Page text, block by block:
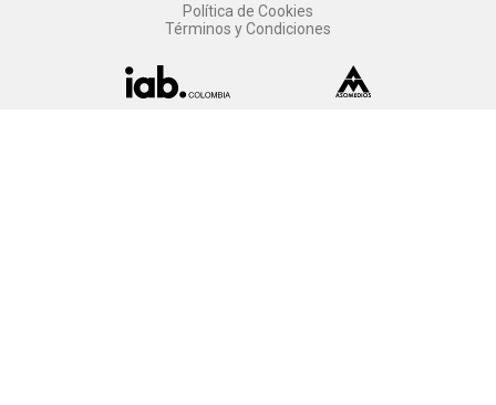
Política de Cookies
Términos y Condiciones